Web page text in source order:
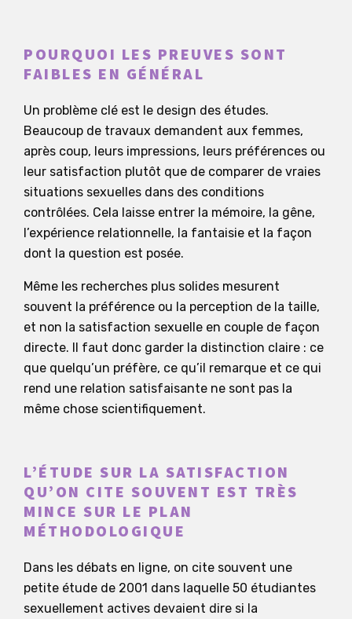
POURQUOI LES PREUVES SONT
FAIBLES EN GÉNÉRAL
Un problème clé est le design des études.
Beaucoup de travaux demandent aux femmes,
après coup, leurs impressions, leurs préférences ou
leur satisfaction plutôt que de comparer de vraies
situations sexuelles dans des conditions
contrôlées. Cela laisse entrer la mémoire, la gêne,
l’expérience relationnelle, la fantaisie et la façon
dont la question est posée.
Même les recherches plus solides mesurent
souvent la préférence ou la perception de la taille,
et non la satisfaction sexuelle en couple de façon
directe. Il faut donc garder la distinction claire : ce
que quelqu’un préfère, ce qu’il remarque et ce qui
rend une relation satisfaisante ne sont pas la
même chose scientifiquement.
L’ÉTUDE SUR LA SATISFACTION
QU’ON CITE SOUVENT EST TRÈS
MINCE SUR LE PLAN
MÉTHODOLOGIQUE
Dans les débats en ligne, on cite souvent une
petite étude de 2001 dans laquelle 50 étudiantes
sexuellement actives devaient dire si la